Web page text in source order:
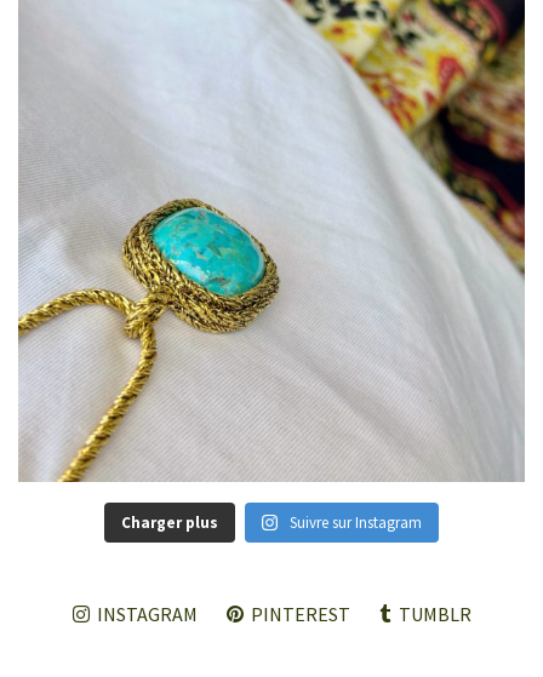
Charger plus Suivre sur Instagram
INSTAGRAM PINTEREST TUMBLR